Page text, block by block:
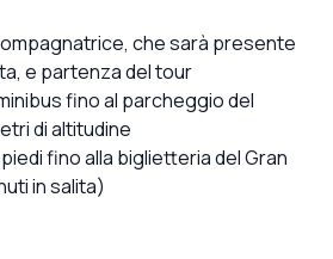
che sarà presente
e partenza del tour
fino al parcheggio del
di altitudine
fino alla biglietteria del Gran
in salita)